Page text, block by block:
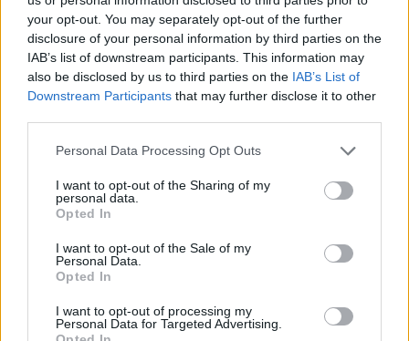
your opt-out. You may separately opt-out of the further
disclosure of your personal information by third parties on the
IAB’s list of downstream participants. This information may
also be disclosed by us to third parties on the IAB’s List of
Downstream Participants that may further disclose it to other
Personal Data Processing Opt Outs
I want to opt-out of the Sharing of my
personal data.
Opted In
I want to opt-out of the Sale of my
Personal Data.
Opted In
I want to opt-out of processing my
Personal Data for Targeted Advertising.
A S.T.A.L.K.E.R. 2 még a legvadabb
elképzeléseket is felülmúlhatja
Belopakodott a S.T.A.L.K.E.R. 2 legújabb
frissítése